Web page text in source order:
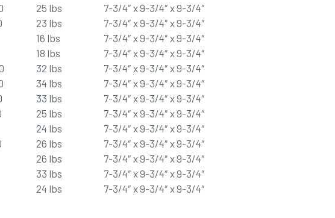
25 lbs
7-3/4″ x 9-3/4″ x 9-3/4″
23 lbs
7-3/4″ x 9-3/4″ x 9-3/4″
16 lbs
7-3/4″ x 9-3/4″ x 9-3/4″
18 lbs
7-3/4″ x 9-3/4″ x 9-3/4″
32 lbs
7-3/4″ x 9-3/4″ x 9-3/4″
34 lbs
7-3/4″ x 9-3/4″ x 9-3/4″
33 lbs
7-3/4″ x 9-3/4″ x 9-3/4″
25 lbs
7-3/4″ x 9-3/4″ x 9-3/4″
24 lbs
7-3/4″ x 9-3/4″ x 9-3/4″
26 lbs
7-3/4″ x 9-3/4″ x 9-3/4″
26 lbs
7-3/4″ x 9-3/4″ x 9-3/4″
33 lbs
7-3/4″ x 9-3/4″ x 9-3/4″
24 lbs 7-3/4″ x 9-3/4″ x 9-3/4″